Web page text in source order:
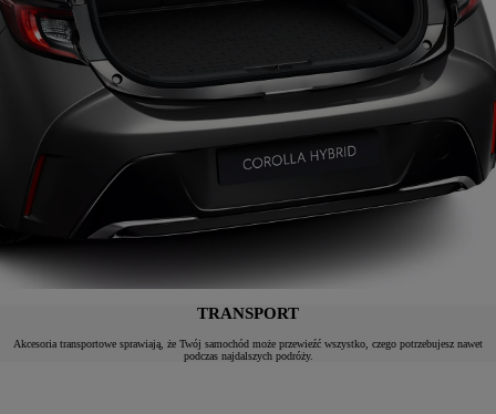
TRANSPORT
Akcesoria transportowe sprawiają, że Twój samochód może przewieźć wszystko, czego potrzebujesz nawet
podczas najdalszych podróży.